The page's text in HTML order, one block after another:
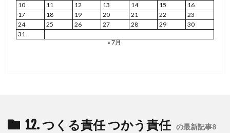
10
11 12 13 14 15
16
17
18 19 20 21 22
23
24
25 26 27 28 29
30
31
« 7月
12. つくる責任 つかう責任 の最新記事8